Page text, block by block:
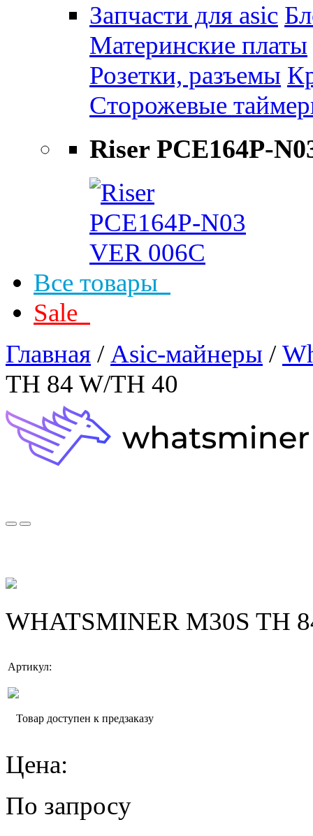
Запчасти для asic
Материнские платы
Розетки, разъемы
Сторожевые
Riser PCE164P-
Все товары
Sale
Главная / Asic-майнеры /
TH 84 W/TH 40
WHATSMINER M30S TH
Артикул:
Товар доступен к предзаказу
Цена:
По запросу